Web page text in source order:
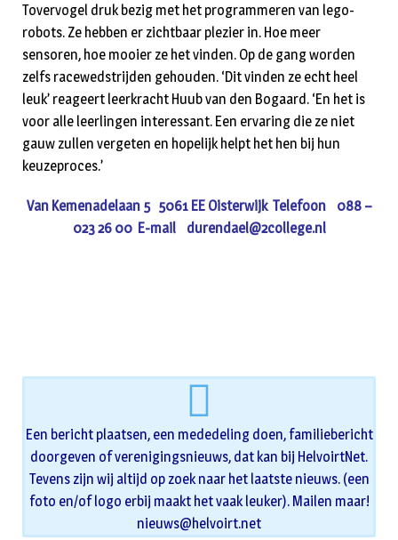
Tovervogel druk bezig met het programmeren van lego-
robots. Ze hebben er zichtbaar plezier in. Hoe meer
sensoren, hoe mooier ze het vinden. Op de gang worden
zelfs racewedstrijden gehouden. ‘Dit vinden ze echt heel
leuk’ reageert leerkracht Huub van den Bogaard. ‘En het is
voor alle leerlingen interessant. Een ervaring die ze niet
gauw zullen vergeten en hopelijk helpt het hen bij hun
keuzeproces.’
Van Kemenadelaan 5 5061 EE Oisterwijk Telefoon 088 –
023 26 00 E-mail durendael@2college.nl
Een bericht plaatsen, een mededeling doen, familiebericht
doorgeven of verenigingsnieuws, dat kan bij HelvoirtNet.
Tevens zijn wij altijd op zoek naar het laatste nieuws. (een
foto en/of logo erbij maakt het vaak leuker). Mailen maar!
nieuws@helvoirt.net